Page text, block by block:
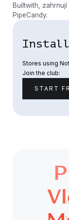
Builtwith,
PipeCandy.
Install
Stores using
Join the club:
START